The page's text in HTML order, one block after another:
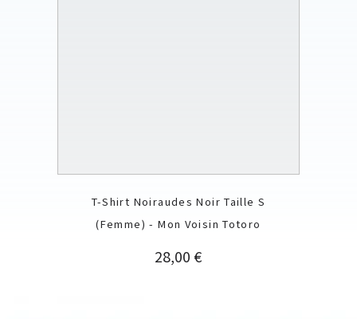
T-Shirt Noiraudes Noir Taille S
(Femme) - Mon Voisin Totoro
Precio
28,00 €